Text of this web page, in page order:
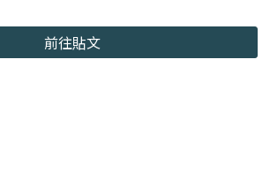
前往貼文